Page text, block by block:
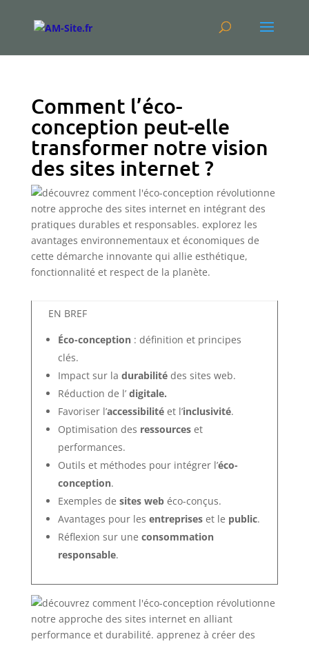
Comment l’éco-
conception peut-elle
transformer notre vision
des sites internet ?
EN BREF
Éco-conception: définition et principes
clés.
Impact sur la durabilitédes sites web.
Réduction de l’digitale.
Favoriser l’accessibilitéet l’inclusivité.
Optimisation des ressourceset
performances.
Outils et méthodes pour intégrer l’éco-
conception.
Exemples de sites webéco-conçus.
Avantages pour les entrepriseset le public.
Réflexion sur une consommation
responsable.